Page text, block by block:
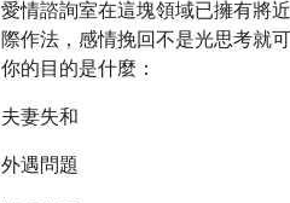
愛情諮詢室在這塊領域已擁有將
際作法，感情挽回不是光思考就
你的目的是什麼：
夫妻失和
外遇問題